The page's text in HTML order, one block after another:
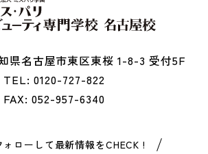
県名古屋市東区東桜 1-8-3 受付5F
TEL: 0120-727-822
FAX: 052-957-6340
ォローして最新情報をCHECK !